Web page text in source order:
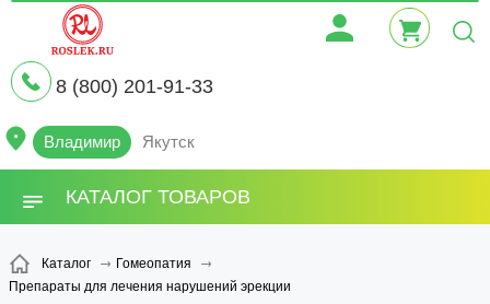
8 (800) 201-91-33
Владимир Якутск
КАТАЛОГ ТОВАРОВ
Каталог
Гомеопатия
Препараты для лечения нарушений эрекции